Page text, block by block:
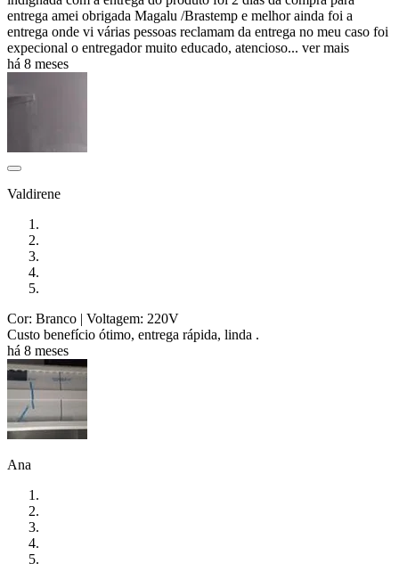
entrega amei obrigada Magalu /Brastemp e melhor ainda foi a
entrega onde vi várias pessoas reclamam da entrega no meu caso foi
expecional o entregador muito educado, atencioso... ver mais
há 8 meses
Valdirene
Cor: Branco | Voltagem: 220V
Custo benefício ótimo, entrega rápida, linda .
há 8 meses
Ana